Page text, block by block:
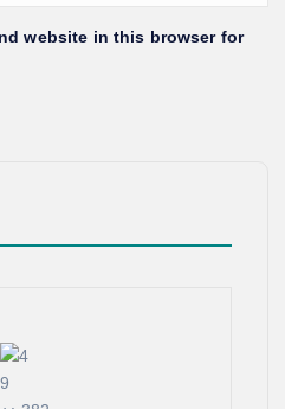
website in this browser for